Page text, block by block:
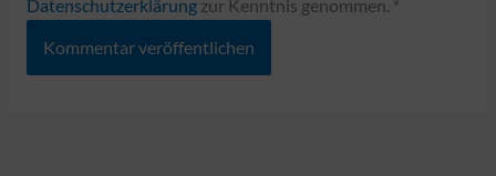
Datenschutzerklärungzur Kenntnis genommen. *